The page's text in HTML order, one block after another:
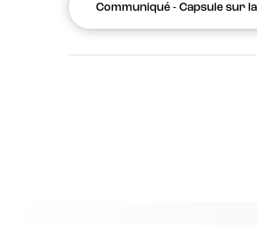
Communiqué - Capsule sur